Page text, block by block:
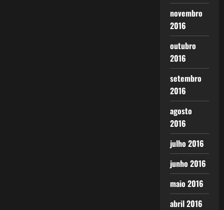
novembro
2016
outubro
2016
setembro
2016
agosto
2016
julho 2016
junho 2016
maio 2016
abril 2016